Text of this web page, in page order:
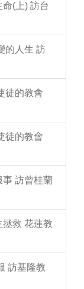
(上) 訪台
的人生 訪
徒的教會
徒的教會
事 訪曾桂蘭
救 花蓮教
訪基隆教